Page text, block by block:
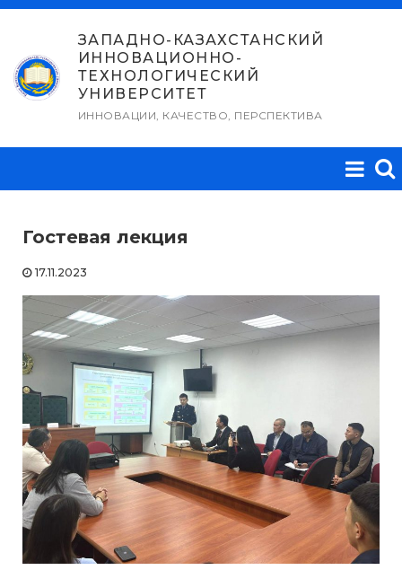
Перейти
содержимому
ЗАПАДНО-КАЗАХСТАНСКИЙ
ИННОВАЦИОННО-
ТЕХНОЛОГИЧЕСКИЙ
УНИВЕРСИТЕТ
ИННОВАЦИИ, КАЧЕСТВО, ПЕРСПЕКТИВА
Гостевая лекция
17.11.2023